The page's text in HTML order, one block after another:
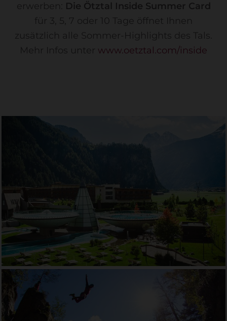
erwerben:
Die Ötztal Inside Summer Card
für 3, 5, 7 oder 10 Tage öffnet Ihnen
zusätzlich alle Sommer-Highlights des Tals.
Mehr Infos unter www.oetztal.com/inside